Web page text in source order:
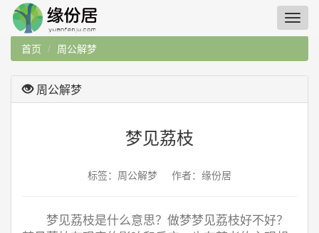
首页 周公解梦
周公解梦
梦见荔枝
标签：周公解梦 作者：缘份居
梦见荔枝是什么意思？做梦梦见荔枝好不好？